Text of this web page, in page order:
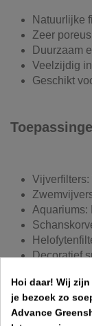
Natuurlijke
Zeer
Duurzaam
Veelzijdig
Geschikt
Vijverfilters:
Aquariums:
Decoratief
Natuurlijke
Hoi daar! Wij
je bezoek zo
Advance